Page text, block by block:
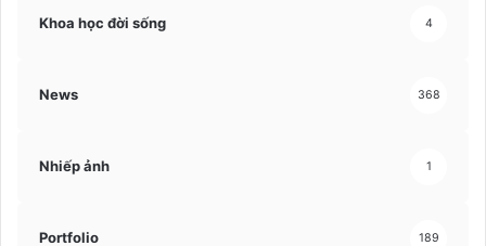
Khoa học đời sống 4
News 368
Nhiếp ảnh 1
Portfolio 189